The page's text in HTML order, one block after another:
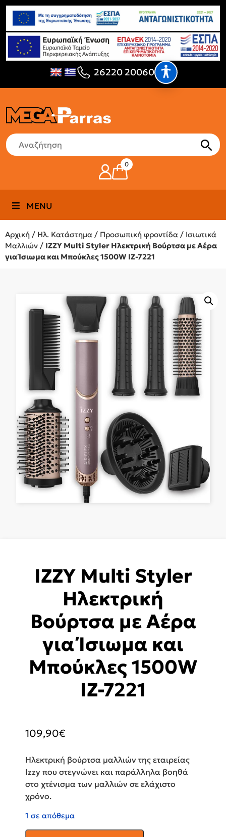
26220 20060
0
MENU
Αρχική / Ηλ. Κατάστημα / Προσωπική φροντίδα / Ισιωτικά
Μαλλιών / IZZY Multi Styler Ηλεκτρική Βούρτσα με Αέρα
για Ίσιωμα και Μπούκλες 1500W IZ-7221
IZZY Multi Styler
Ηλεκτρική
Βούρτσα με Αέρα
για Ίσιωμα και
Μπούκλες 1500W
IZ-7221
109,90€
Ηλεκτρική βούρτσα μαλλιών της εταιρείας
Izzy που στεγνώνει και παράλληλα βοηθά
στο χτένισμα των μαλλιών σε ελάχιστο
χρόνο.
1 σε απόθεμα